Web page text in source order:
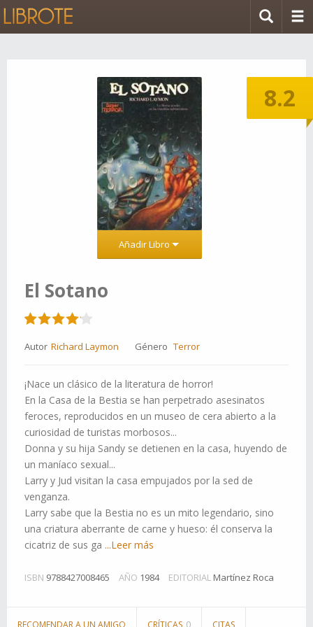
8.2
Añadir Libro
El Sotano
Autor Richard Laymon Género Terror
¡Nace un clásico de la literatura de horror!
En la Casa de la Bestia se han perpetrado asesinatos
feroces, reproducidos en un museo de cera abierto a la
curiosidad de turistas morbosos...
Donna y su hija Sandy se detienen en la casa, huyendo de
un maníaco sexual...
Larry y Jud visitan la casa empujados por la sed de
venganza.
Larry sabe que la Bestia no es un mito legendario, sino
una criatura aberrante de carne y hueso: él conserva la
cicatriz de sus ga ...Leer más
ISBN 9788427008465 AÑO 1984 EDITORIAL Martínez Roca
RECOMENDAR A UN AMIGO CRÍTICAS 0 CITAS